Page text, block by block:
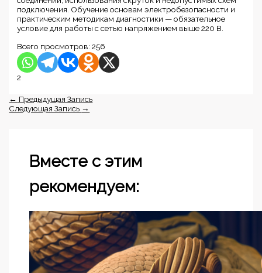
подключения. Обучение основам электробезопасности и
практическим методикам диагностики — обязательное
условие для работы с сетью напряжением выше 220 В.
Всего просмотров: 256
2
← Предыдущая Запись
Следующая Запись →
Вместе с этим
рекомендуем: